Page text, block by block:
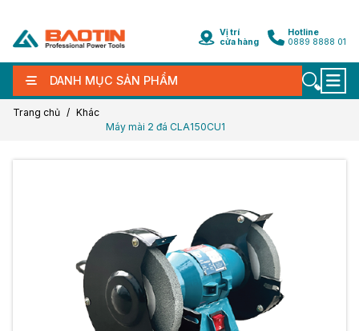
Vị trí
cửa hàng
Hotline
0889 8888 01
DANH MỤC SẢN PHẨM
Trang chủ
Khác
Máy mài 2 đá CLA150CU1